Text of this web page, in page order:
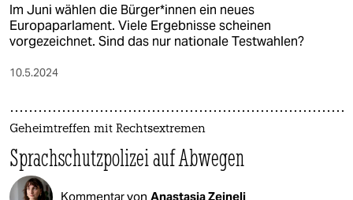
Im Juni wählen die Bür­ge­r*in­nen ein neues
Europaparlament. Viele Ergebnisse scheinen
vorgezeichnet. Sind das nur nationale Testwahlen?
10.5.2024
Geheimtreffen mit Rechtsextremen
Sprachschutzpolizei auf Abwegen
Kommentar von Anastasia Zejneli